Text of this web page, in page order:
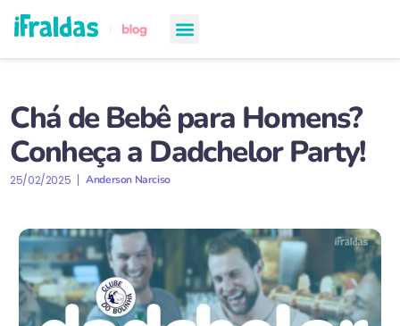
Chá de Bebê para Homens?
Conheça a Dadchelor Party!
25/02/2025 Anderson Narciso